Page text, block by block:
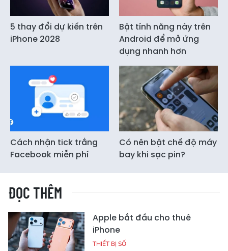
5 thay đổi dự kiến trên
iPhone 2028
Bật tính năng này trên
Android để mở ứng
dụng nhanh hơn
Cách nhận tick trắng
Facebook miễn phí
Có nên bật chế độ máy
bay khi sạc pin?
ĐỌC THÊM
Apple bắt đầu cho thuê
iPhone
THIẾT BỊ SỐ